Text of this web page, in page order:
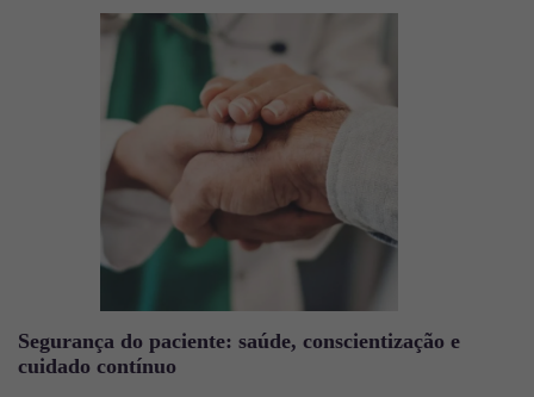
Segurança do paciente: saúde, conscientização e
cuidado contínuo